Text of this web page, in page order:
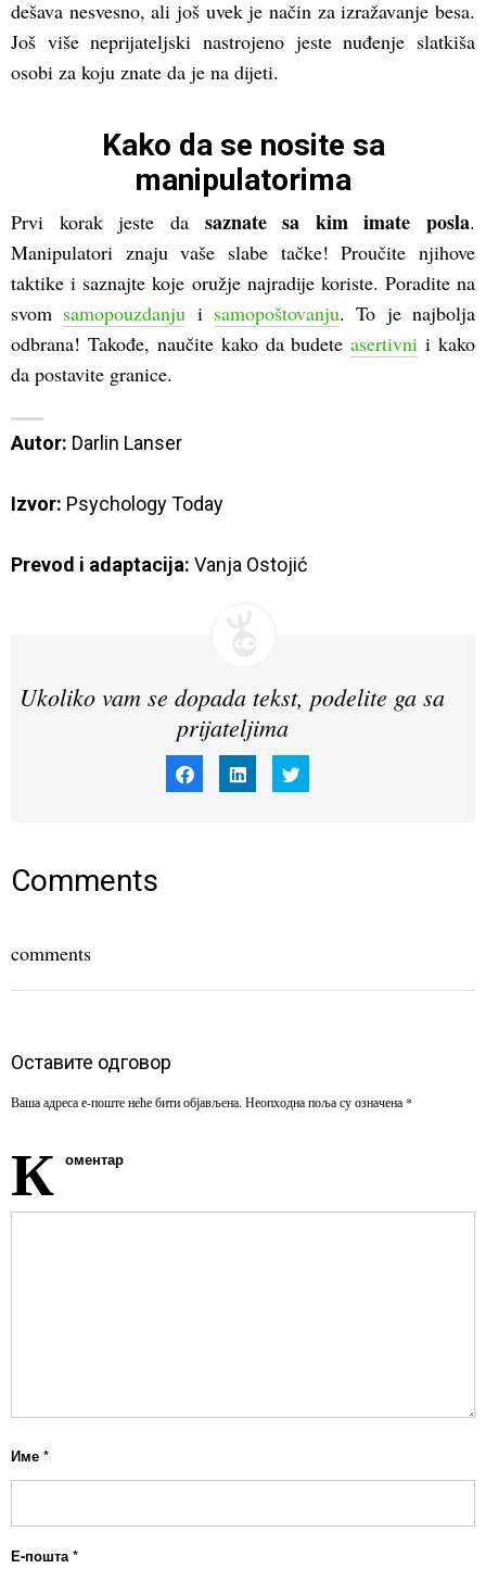
dešava nesvesno, ali još uvek je način za izražavanje besa.
Još više neprijateljski nastrojeno jeste nuđenje slatkiša
osobi za koju znate da je na dijeti.
Kako da se nosite sa
manipulatorima
Prvi korak jeste da saznate sa kim imate posla.
Manipulatori znaju vaše slabe tačke! Proučite njihove
taktike i saznajte koje oružje najradije koriste. Poradite na
svom samopouzdanju i samopoštovanju. To je najbolja
odbrana! Takođe, naučite kako da budeteasertivni i kako
da postavite granice.
Autor: Darlin Lanser
Izvor: Psychology Today
Prevod i adaptacija: Vanja Ostojić
Ukoliko vam se dopada tekst, podelite ga sa
prijateljima
share share share
Comments
comments
Оставите одговор
Ваша адреса е-поште неће бити објављена. Неопходна поља су означена *
К оментар
Име *
Е-пошта*